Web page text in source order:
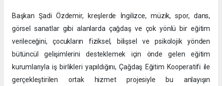
Başkan Şadi Özdemir, kreşlerde İngilizce, müzik, spor, dans,
görsel sanatlar gibi alanlarda çağdaş ve çok yönlü bir eğitim
verileceğini, çocukların fiziksel, bilişsel ve psikolojik yönden
bütüncül gelişimlerini desteklemek için önde gelen eğitim
kurumlarıyla iş birlikleri yapıldığını, Çağdaş Eğitim Kooperatifi ile
gerçekleştirilen ortak hizmet projesiyle bu anlayışın